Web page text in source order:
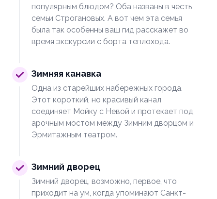
популярным блюдом? Оба названы в честь
семьи Строгановых. А вот чем эта семья
была так особенны ваш гид расскажет во
время экскурсии с борта теплохода.
Зимняя канавка
Одна из старейших набережных города.
Этот короткий, но красивый канал
соединяет Мойку с Невой и протекает под
арочным мостом между Зимним дворцом и
Эрмитажным театром.
Зимний дворец
Зимний дворец, возможно, первое, что
приходит на ум, когда упоминают Санкт-